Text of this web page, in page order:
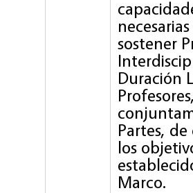
sostener
Duración
Partes,
los
Marco.